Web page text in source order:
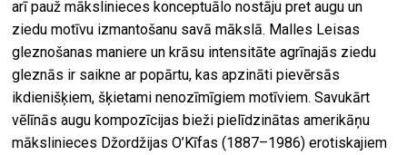
arī pauž mākslinieces konceptuālo nostāju pret augu un
ziedu motīvu izmantošanu savā mākslā. Malles Leisas
gleznošanas maniere un krāsu intensitāte agrīnajās ziedu
gleznās ir saikne ar popārtu, kas apzināti pievērsās
ikdienišķiem, šķietami nenozīmīgiem motīviem. Savukārt
vēlīnās augu kompozīcijas bieži pielīdzinātas amerikāņu
mākslinieces Džordžijas O’Kīfas (1887–1986) erotiskajiem